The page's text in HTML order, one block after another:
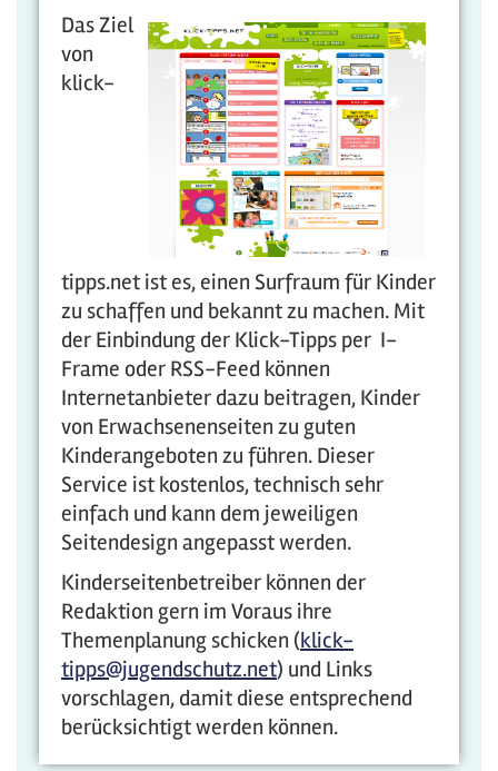
Das Ziel
von
klick-
tipps.net ist es, einen Surfraum für Kinder
zu schaffen und bekannt zu machen. Mit
der Einbindung der Klick-Tipps per I-
Frame oder RSS-Feed können
Internetanbieter dazu beitragen, Kinder
von Erwachsenenseiten zu guten
Kinderangeboten zu führen. Dieser
Service ist kostenlos, technisch sehr
einfach und kann dem jeweiligen
Seitendesign angepasst werden.
Kinderseitenbetreiber können der
Redaktion gern im Voraus ihre
Themenplanung schicken (klick-
tipps@jugendschutz.net) und Links
vorschlagen, damit diese entsprechend
berücksichtigt werden können.